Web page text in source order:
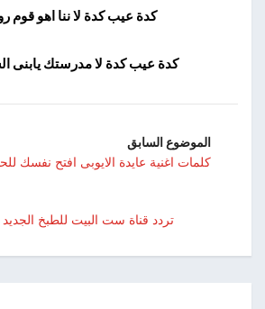
كدة عيب كدة لا ننا اهو قوم
كدة عيب كدة لا مدرستك يابنى
الموضوع السابق
كلمات اغنية عايدة الايوبى افتح نفسك للحياة 2014
تردد قناة ست البيت للطبخ